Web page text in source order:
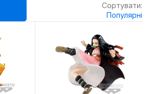
Сортувати:
Популярні